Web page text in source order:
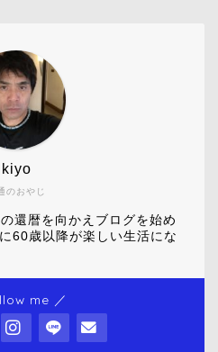
のおやじ
kiyo
還暦を向かえブログを始め
60歳以降が楽しい生活にな
me ／